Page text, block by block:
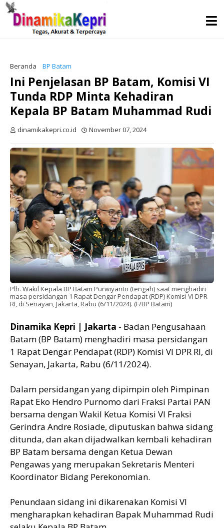
Beranda BP Batam
Ini Penjelasan BP Batam, Komisi VI
Tunda RDP Minta Kehadiran
Kepala BP Batam Muhammad Rudi
dinamikakepri.co.id November 07, 2024
Plh. Wakil Kepala BP Batam Purwiyanto (tengah) saat menghadiri
masa persidangan 1 Rapat Dengar Pendapat (RDP) Komisi VI DPR
RI, di Senayan, Jakarta, Rabu (6/11/2024). (F/BP Batam)
Dinamika Kepri | Jakarta - Badan Pengusahaan
Batam (BP Batam) menghadiri masa persidangan
1 Rapat Dengar Pendapat (RDP) Komisi VI DPR RI, di
Senayan, Jakarta, Rabu (6/11/2024).
Dalam persidangan yang dipimpin oleh Pimpinan
Rapat Eko Hendro Purnomo dari Fraksi Partai PAN
bersama dengan Wakil Ketua Komisi VI Fraksi
Gerindra Andre Rosiade, diputuskan bahwa sidang
ditunda, dan akan dijadwalkan kembali kehadiran
BP Batam bersama dengan Ketua Dewan
Pengawas yang merupakan Sekretaris Menteri
Koordinator Bidang Perekonomian.
Penundaan sidang ini dikarenakan Komisi VI
mengharapkan kehadiran Bapak Muhammad Rudi